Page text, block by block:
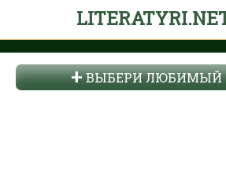
ВЫБЕРИ ЛЮБИМЫЙ